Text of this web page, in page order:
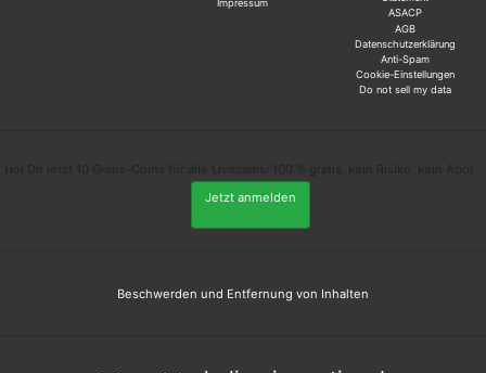
Impressum
ASACP
AGB
Datenschutzerklärung
Anti-Spam
Cookie-Einstellungen
Do not sell my data
Jetzt anmelden
Beschwerden und Entfernung von Inhalten